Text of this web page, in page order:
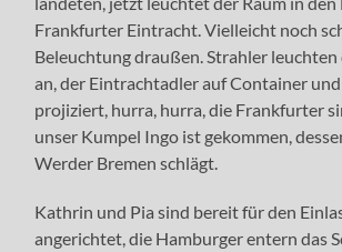
Frankfurter Eintracht. Vielleicht noch
Beleuchtung draußen. Strahler leuchten
an, der Eintrachtadler auf Container
projiziert, hurra, hurra, die Frankfurter
unser Kumpel Ingo ist gekommen,
Werder Bremen schlägt.
Kathrin und Pia sind bereit für den
angerichtet, die Hamburger entern das